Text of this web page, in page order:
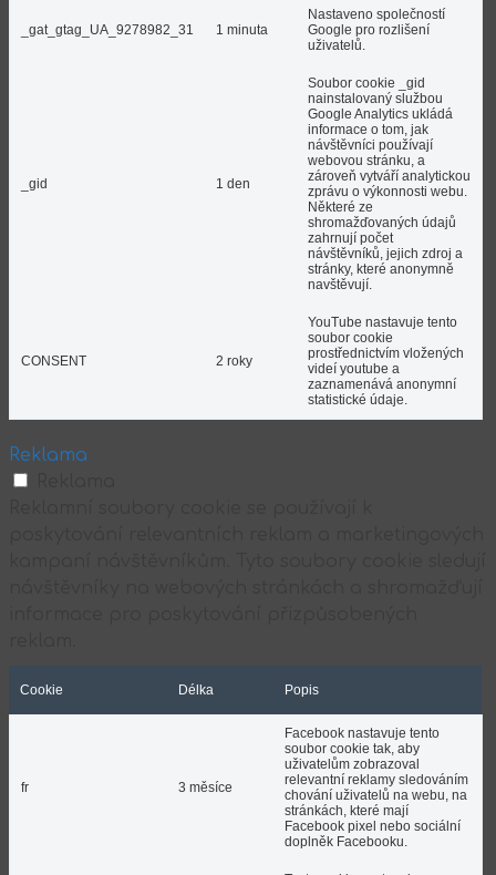
_gat_gtag_UA_9278982_31 1 minuta
Nastaveno společností
Google pro rozlišení
uživatelů.
_gid 1 den
Soubor cookie _gid
nainstalovaný službou
Google Analytics ukládá
informace o tom, jak
návštěvníci používají
webovou stránku, a
zároveň vytváří analytickou
zprávu o výkonnosti webu.
Některé ze
shromažďovaných údajů
zahrnují počet
návštěvníků, jejich zdroj a
stránky, které anonymně
navštěvují.
CONSENT 2 roky
YouTube nastavuje tento
soubor cookie
prostřednictvím vložených
videí youtube a
zaznamenává anonymní
statistické údaje.
Reklama
Cookie Délka Popis
fr 3 měsíce
Facebook nastavuje tento
soubor cookie tak, aby
uživatelům zobrazoval
relevantní reklamy sledováním
chování uživatelů na webu, na
stránkách, které mají
Facebook pixel nebo sociální
doplněk Facebooku.